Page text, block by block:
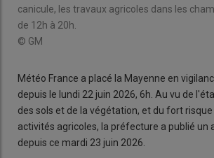
canicule, les travaux agricoles dans les
de 12h à 20h.
© GM
Météo France a placé la Mayenne en
depuis le lundi 22 juin 2026, 6h. Au vu de
des sols et de la végétation, et du fort
activités agricoles, la préfecture a publié un
depuis ce mardi 23 juin 2026.